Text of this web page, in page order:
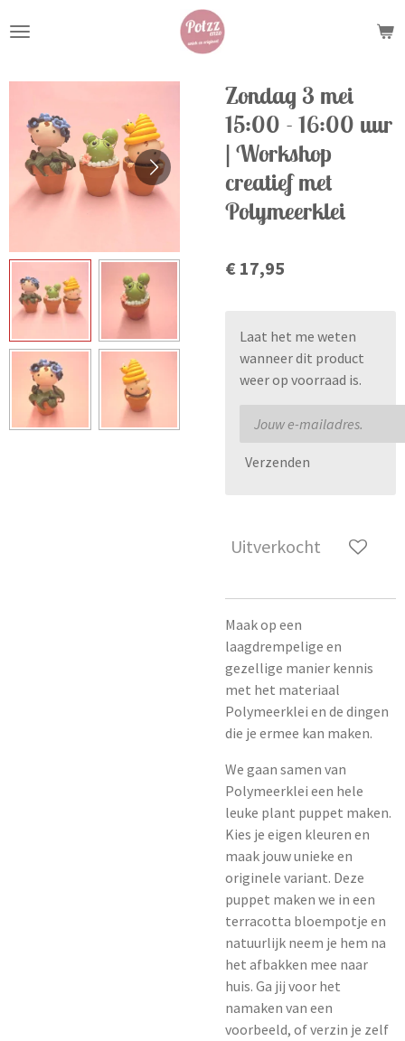
direct
de
Zondag 3 mei
15:00 - 16:00 uur
| Workshop
creatief met
Polymeerklei
€ 17,95
Laat het me weten
wanneer dit product
weer op voorraad is.
Verzenden
Uitverkocht
Maak op een
laagdrempelige en
gezellige manier kennis
met het materiaal
Polymeerklei en de dingen
die je ermee kan maken.
We gaan samen van
Polymeerklei een hele
leuke plant puppet maken.
Kies je eigen kleuren en
maak jouw unieke en
originele variant. Deze
puppet maken we in een
terracotta bloempotje en
natuurlijk neem je hem na
het afbakken mee naar
huis. Ga jij voor het
namaken van een
voorbeeld, of verzin je zelf